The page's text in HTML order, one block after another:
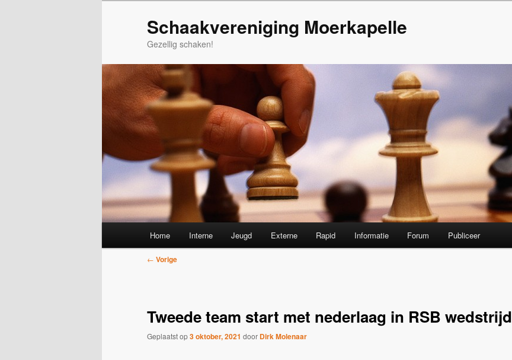
Schaakvereniging Moerkapelle
Gezellig schaken!
Home Interne Jeugd Externe Rapid Informatie Forum Publiceer
Bericht
← Vorige
Tweede team start met nederlaag in RSB wedstrijd
Geplaatst op3 oktober, 2021 door Dirk Molenaar